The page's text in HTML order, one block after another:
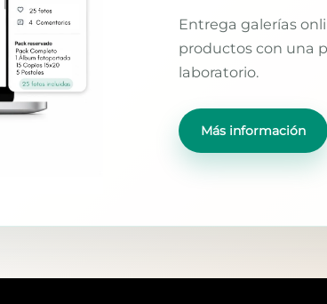
Entrega galerías
productos con una
laboratorio.
Más información